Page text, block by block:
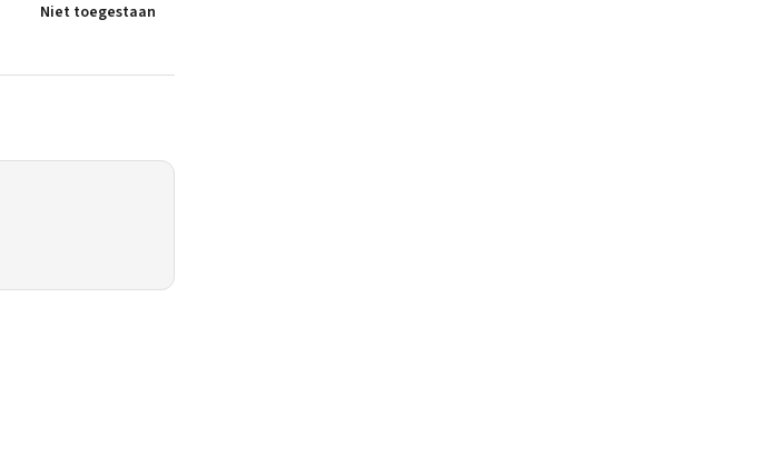
Niet toegestaan